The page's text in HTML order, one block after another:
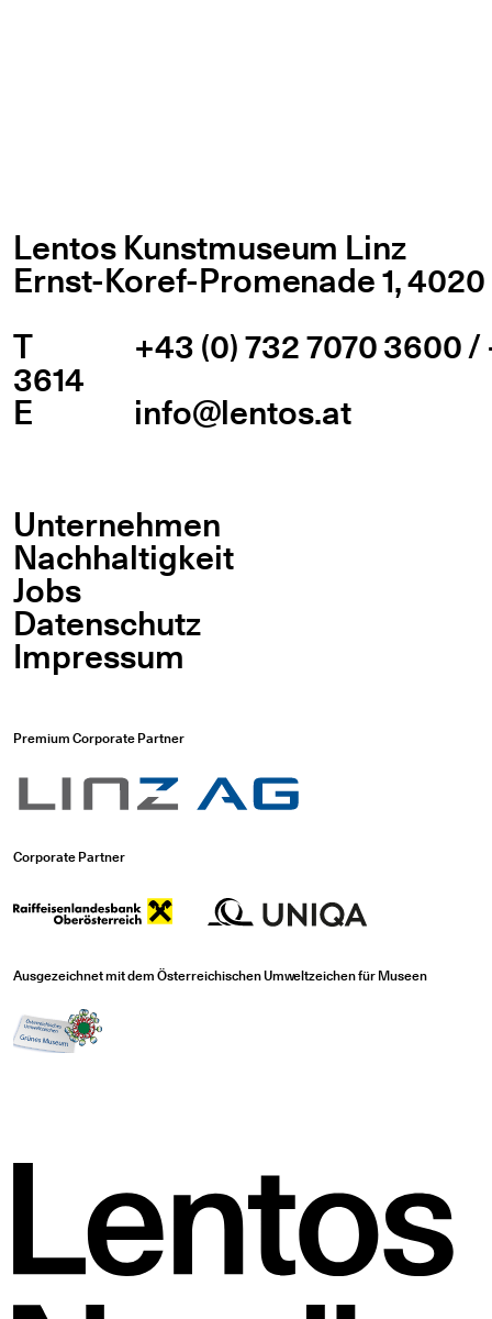
Lentos Kunstmuseum Linz
Ernst-Koref-Promenade 1,
T
+43 (0) 732 7070 3600 /
3614
E info@lentos.at
Unternehmen
Nachhaltigkeit
Jobs
Datenschutz
Impressum
Premium Corporate Partner
Corporate Partner
Ausgezeichnet mit dem Österreichischen Umweltzeichen für Museen